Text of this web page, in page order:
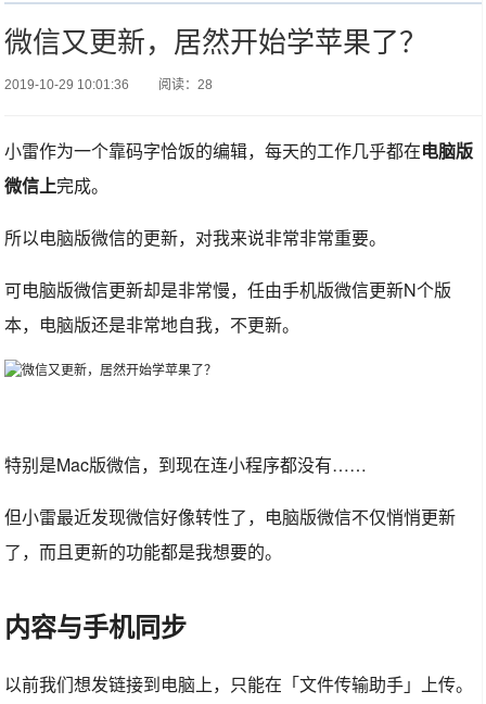
微信又更新，居然开始学苹果了？
2019-10-29 10:01:36 阅读：28
小雷作为一个靠码字恰饭的编辑，每天的工作几乎都在电脑版
微信上完成。
所以电脑版微信的更新，对我来说非常非常重要。
可电脑版微信更新却是非常慢，任由手机版微信更新N个版
本，电脑版还是非常地自我，不更新。
特别是Mac版微信，到现在连小程序都没有……
但小雷最近发现微信好像转性了，电脑版微信不仅悄悄更新
了，而且更新的功能都是我想要的。
内容与手机同步
以前我们想发链接到电脑上，只能在「文件传输助手」上传。